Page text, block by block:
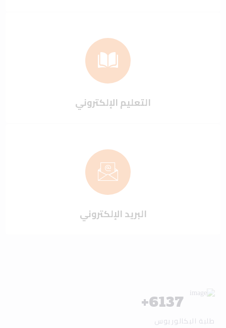
التعليم الإلكتروني
البريد الإلكتروني
6137
+
طلبة البكالوريوس